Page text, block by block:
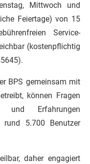
Mittwoch und
Feiertage) von 15
Service-
(kostenpflichtig
BPS gemeinsam mit
können Fragen
und Erfahrungen
5.700 Benutzer
daher engagiert